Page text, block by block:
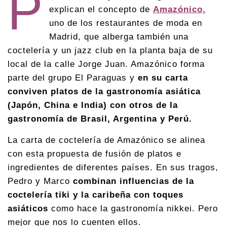
explican el concepto de Amazónico,
uno de los restaurantes de moda en
Madrid, que alberga también una
coctelería y un jazz club en la planta baja de su
local de la calle Jorge Juan. Amazónico forma
parte del grupo El Paraguas y en su carta
conviven platos de la gastronomía asiática
(Japón, China e India) con otros de la
gastronomía de Brasil, Argentina y Perú.
La carta de coctelería de Amazónico se alinea
con esta propuesta de fusión de platos e
ingredientes de diferentes países. En sus tragos,
Pedro y Marco combinan influencias de la
coctelería tiki y la caribeña con toques
asiáticos como hace la gastronomía nikkei. Pero
mejor que nos lo cuenten ellos.